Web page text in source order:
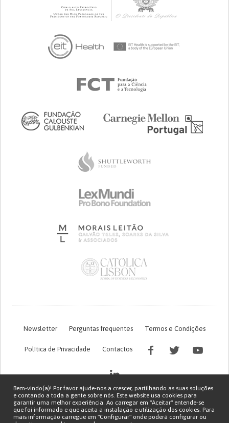
Newsletter Perguntas frequentes Termos e Condições
Política de Privacidade Contactos
Bem-vindo(a)! Por favor ajude-nos a crescer, partilhando as suas soluções
e contando a toda a gente sobre nós. Este website usa cookies para
garantir uma melhor experiência. Ao carregar em "Aceitar" entende-se
que foi informado e que aceita a instalação e utilização dos cookies. Para
mais informação carregue em "Configurar" onde poderá configurar ou